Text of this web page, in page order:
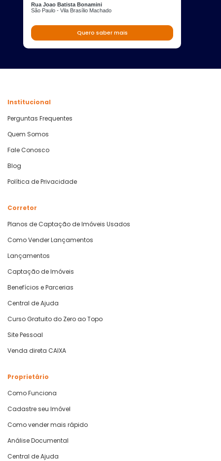
Rua Joao Batista Bonamini
São Paulo - Vila Brasílio Machado
Quero saber mais
Institucional
Perguntas Frequentes
Quem Somos
Fale Conosco
Blog
Política de Privacidade
Corretor
Planos de Captação de Imóveis Usados
Como Vender Lançamentos
Lançamentos
Captação de Imóveis
Benefícios e Parcerias
Central de Ajuda
Curso Gratuito do Zero ao Topo
Site Pessoal
Venda direta CAIXA
Proprietário
Como Funciona
Cadastre seu Imóvel
Como vender mais rápido
Análise Documental
Central de Ajuda